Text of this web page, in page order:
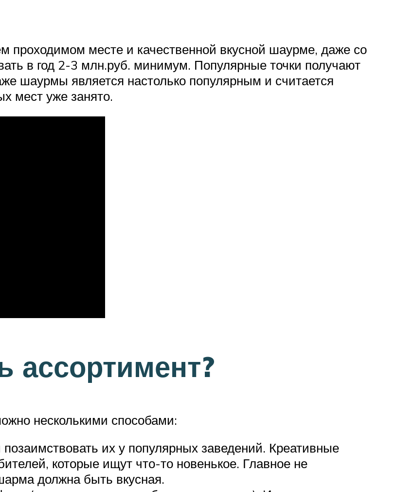
проходимом месте и качественной вкусной шаурме, даже со
в год 2-3 млн.руб. минимум. Популярные точки получают
шаурмы является настолько популярным и считается
мест уже занято.
ассортимент?
несколькими способами:
их у популярных заведений. Креативные
которые ищут что-то новенькое. Главное не
должна быть вкусная.